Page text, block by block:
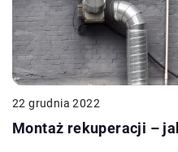
22 grudnia 2022
Montaż rekuperacji –